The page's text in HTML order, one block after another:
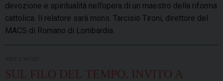
devozione e spiritualità nell’opera di un maestro della riforma
cattolica. Il relatore sarà mons. Tarcisio Tironi, direttore del
MACS di Romano di Lombardia.
SUL FILO DEL TEMPO. INVITO A